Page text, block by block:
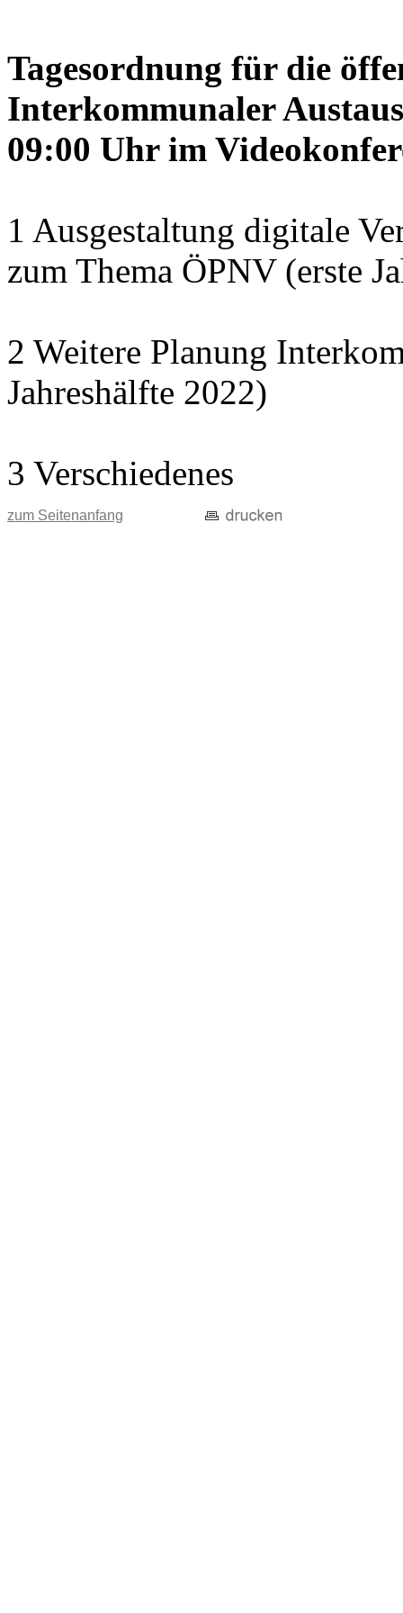
Tagesordnung für die
Interkommunaler
09:00 Uhr im
1 Ausgestaltung digitale
zum Thema ÖPNV (erste
2 Weitere Planung
Jahreshälfte 2022)
3 Verschiedenes
zum Seitenanfang